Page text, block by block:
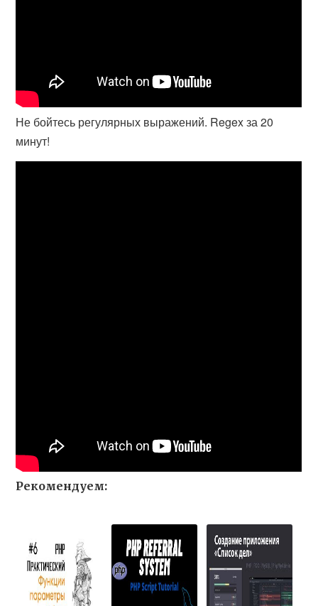
Не бойтесь регулярных выражений. Regex за 20
минут!
Рекомендуем: